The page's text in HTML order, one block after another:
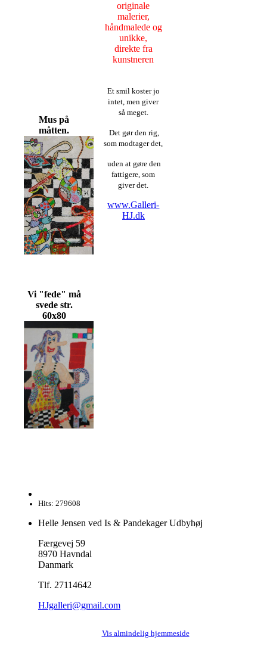
Mus på
måtten.
Vi "fede" må
svede str.
60x80
originale
malerier,
håndmalede og
unikke,
direkte fra
kunstneren
Et smil koster jo
intet, men giver
så meget.
Det gør den rig,
som modtager det,
uden at gøre den
fattigere, som
giver det.
www.Galleri-
HJ.dk
Hits: 279608
Helle Jensen ved Is & Pandekager Udbyhøj
Færgevej 59
8970 Havndal
Danmark
Tlf. 27114642
HJgalleri@gmail.com
Vis almindelig hjemmeside